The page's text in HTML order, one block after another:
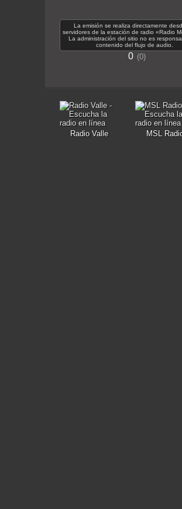
La emisión se realiza directamente
servidores de la estación de radio «Radio
La administración del sitio no es
contenido del flujo de audio.
0 0
Radio Valle
MSL